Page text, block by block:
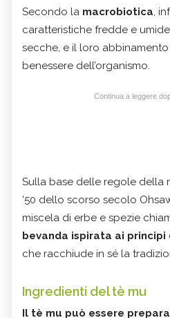
Secondo la macrobiotica,
caratteristiche fredde e
secche, e il loro
benessere dell’organismo.
Continua a leggere
Sulla base delle regole della
‘50 dello scorso secolo
miscela di erbe e spezie
bevanda ispirata ai
che racchiude in sé la
Ingredienti del tè mu
Il tè mu può essere